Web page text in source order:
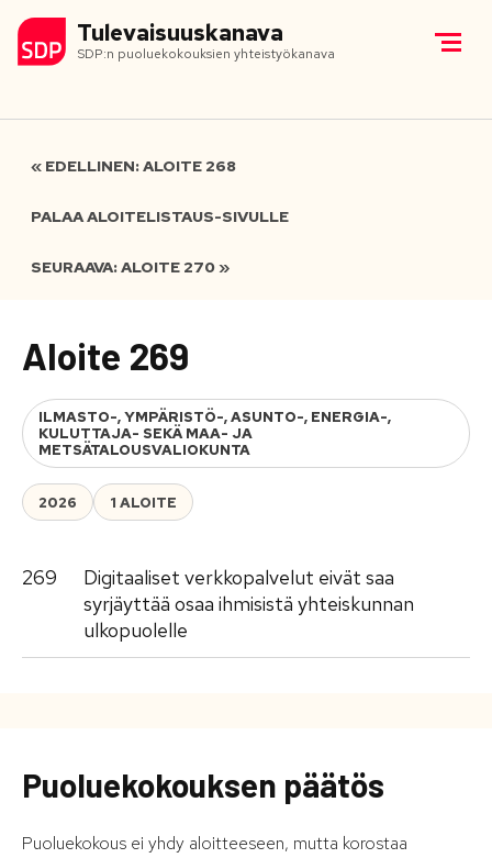
Tulevaisuuskanava
SDP:n puoluekokouksien yhteistyökanava
« EDELLINEN: ALOITE 268
PALAA ALOITELISTAUS-SIVULLE
SEURAAVA: ALOITE 270 »
Aloite 269
ILMASTO-, YMPÄRISTÖ-, ASUNTO-, ENERGIA-,
KULUTTAJA- SEKÄ MAA- JA
METSÄTALOUSVALIOKUNTA
2026 1 ALOITE
269
Digitaaliset verkkopalvelut eivät saa
syrjäyttää osaa ihmisistä yhteiskunnan
ulkopuolelle
Puoluekokouksen päätös
Puoluekokous ei yhdy aloitteeseen, mutta korostaa